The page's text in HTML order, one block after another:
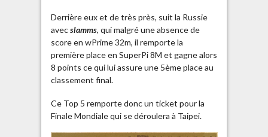
Derrière eux et de très près, suit la Russie
avec slamms, qui malgré une absence de
score en wPrime 32m, il remporte la
première place en SuperPi 8M et gagne alors
8 points ce qui lui assure une 5ème place au
classement final.
Ce Top 5 remporte donc un ticket pour la
Finale Mondiale qui se déroulera à Taipei.